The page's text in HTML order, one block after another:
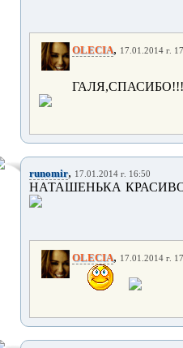
OLECIA, 17.01.2014 г.
runomir, 17.01.2014 г. 16:50
НАТАШЕНЬКА
OLECIA, 17.01.2014 г.